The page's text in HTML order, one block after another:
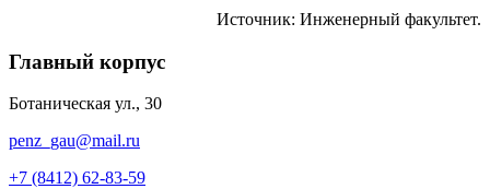
Источник: Инженерный факультет.
Главный корпус
Ботаническая ул., 30
penz_gau@mail.ru
+7 (8412) 62-83-59